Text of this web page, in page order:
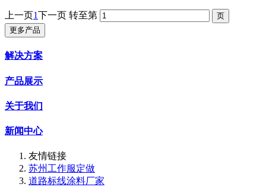
上一页1下一页 转至第
更多产品
解决方案
产品展示
关于我们
新闻中心
友情链接
苏州工作服定做
道路标线涂料厂家